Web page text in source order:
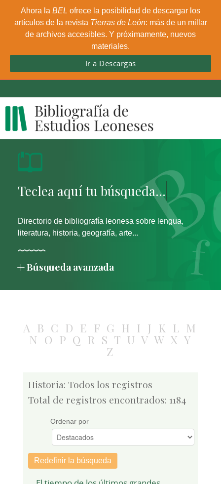
Directorio de bibliografía leonesa sobre lengua,
literatura, historia, geografía, arte...
Búsqueda avanzada
A B C D E F G H I J K L M
N O P Q R S T U V W X Y
Z
Historia: Todos los registros
Total de registros encontrados: 1184
Ordenar por
Redefinir la búsqueda
Ahora la BEL ofrece la posibilidad de descargar los
artículos de la revista Tierras de León: más de un millar
de archivos accesibles. Y próximamente, nuevos
materiales.
Ir a Descargas